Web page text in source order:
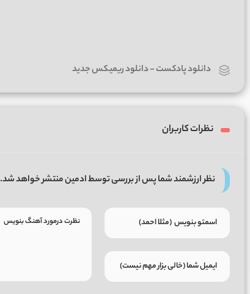
دانلود پادکست-دانلود ریمیکس جدید
نظرات کاربران
نظر ارزشمند شما پس از بررسی توسط ادمین منتشر خواهد شد.